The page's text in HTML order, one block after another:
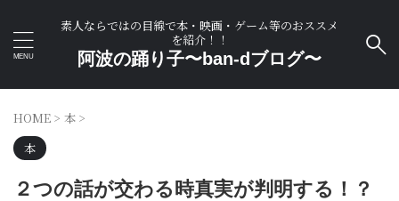
素人ならではの目線で本・映画・ゲーム等のおススメ
を紹介！！
阿波の踊り子〜ban-dブログ〜
HOME > 本 >
本
２つの話が交わる時真実が判明する！？